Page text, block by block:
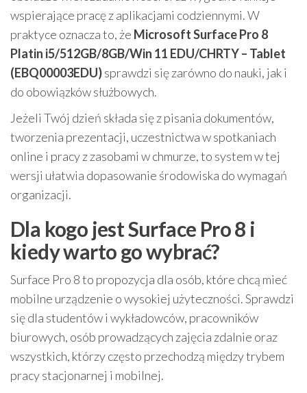
wspierające pracę z aplikacjami codziennymi. W
praktyce oznacza to, że Microsoft Surface Pro 8
Platin i5/512GB/8GB/Win 11 EDU/CHRTY – Tablet
(EBQ00003EDU)sprawdzi się zarówno do nauki, jak i
do obowiązków służbowych.
Jeżeli Twój dzień składa się z pisania dokumentów,
tworzenia prezentacji, uczestnictwa w spotkaniach
online i pracy z zasobami w chmurze, to system w tej
wersji ułatwia dopasowanie środowiska do wymagań
organizacji.
Dla kogo jest Surface Pro 8 i
kiedy warto go wybrać?
Surface Pro 8 to propozycja dla osób, które chcą mieć
mobilne urządzenie o wysokiej użyteczności. Sprawdzi
się dla studentów i wykładowców, pracowników
biurowych, osób prowadzących zajęcia zdalnie oraz
wszystkich, którzy często przechodzą między trybem
pracy stacjonarnej i mobilnej.